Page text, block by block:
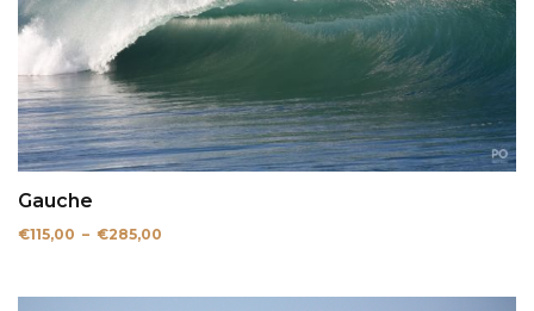
Gauche
€115,00 – €285,00